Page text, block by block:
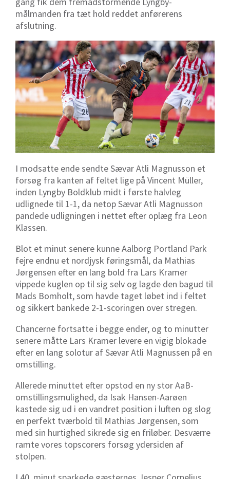
målmanden fra tæt hold reddet anførerens
afslutning.
I modsatte ende sendte Sævar Atli Magnusson et
forsøg fra kanten af feltet lige på Vincent Müller,
inden Lyngby Boldklub midt i første halvleg
udlignede til 1-1, da netopSævar Atli Magnusson
pandede udligningen i nettet efter oplæg fra Leon
Klassen.
Blot et minut senere kunne Aalborg Portland Park
fejre endnu et nordjysk føringsmål, da Mathias
Jørgensen efter en lang bold fra Lars Kramer
vippede kuglen op til sig selv og lagde den bagud til
Mads Bomholt, som havde taget løbet ind i feltet
og sikkert bankede 2-1-scoringen over stregen.
Chancerne fortsatte i begge ender, og to minutter
senere måtte Lars Kramer levere en vigig blokade
efter en lang solotur af Sævar Atli Magnussen på en
omstilling.
Allerede minuttet efter opstod en ny stor AaB-
omstillingsmulighed, da Isak Hansen-Aarøen
kastede sig ud i en vandret position i luften og slog
en perfekt tværbold til Mathias Jørgensen, som
med sin hurtighed sikrede sig en friløber. Desværre
ramte vores topscorers forsøg ydersiden af
stolpen.